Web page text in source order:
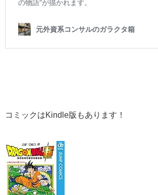
コミックはKindle版もあります！